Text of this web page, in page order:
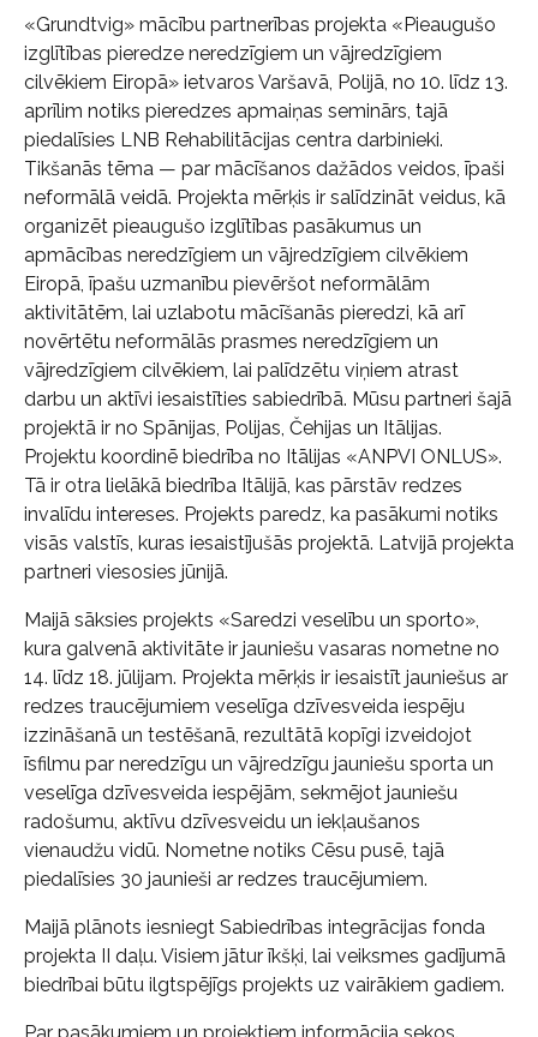
«Grundtvig» mācību partnerības projekta «Pieaugušo
izglītības pieredze neredzīgiem un vājredzīgiem
cilvēkiem Eiropā» ietvaros Varšavā, Polijā, no 10. līdz 13.
aprīlim notiks pieredzes apmaiņas seminārs, tajā
piedalīsies LNB Rehabilitācijas centra darbinieki.
Tikšanās tēma — par mācīšanos dažādos veidos, īpaši
neformālā veidā. Projekta mērķis ir salīdzināt veidus, kā
organizēt pieaugušo izglītības pasākumus un
apmācības neredzīgiem un vājredzīgiem cilvēkiem
Eiropā, īpašu uzmanību pievēršot neformālām
aktivitātēm, lai uzlabotu mācīšanās pieredzi, kā arī
novērtētu neformālās prasmes neredzīgiem un
vājredzīgiem cilvēkiem, lai palīdzētu viņiem atrast
darbu un aktīvi iesaistīties sabiedrībā. Mūsu partneri šajā
projektā ir no Spānijas, Polijas, Čehijas un Itālijas.
Projektu koordinē biedrība no Itālijas «ANPVI ONLUS».
Tā ir otra lielākā biedrība Itālijā, kas pārstāv redzes
invalīdu intereses. Projekts paredz, ka pasākumi notiks
visās valstīs, kuras iesaistījušās projektā. Latvijā projekta
partneri viesosies jūnijā.
Maijā sāksies projekts «Saredzi veselību un sporto»,
kura galvenā aktivitāte ir jauniešu vasaras nometne no
14. līdz 18. jūlijam. Projekta mērķis ir iesaistīt jauniešus ar
redzes traucējumiem veselīga dzīvesveida iespēju
izzināšanā un testēšanā, rezultātā kopīgi izveidojot
īsfilmu par neredzīgu un vājredzīgu jauniešu sporta un
veselīga dzīvesveida iespējām, sekmējot jauniešu
radošumu, aktīvu dzīvesveidu un iekļaušanos
vienaudžu vidū. Nometne notiks Cēsu pusē, tajā
piedalīsies 30 jaunieši ar redzes traucējumiem.
Maijā plānots iesniegt Sabiedrības integrācijas fonda
projekta II daļu. Visiem jātur īkšķi, lai veiksmes gadījumā
biedrībai būtu ilgtspējīgs projekts uz vairākiem gadiem.